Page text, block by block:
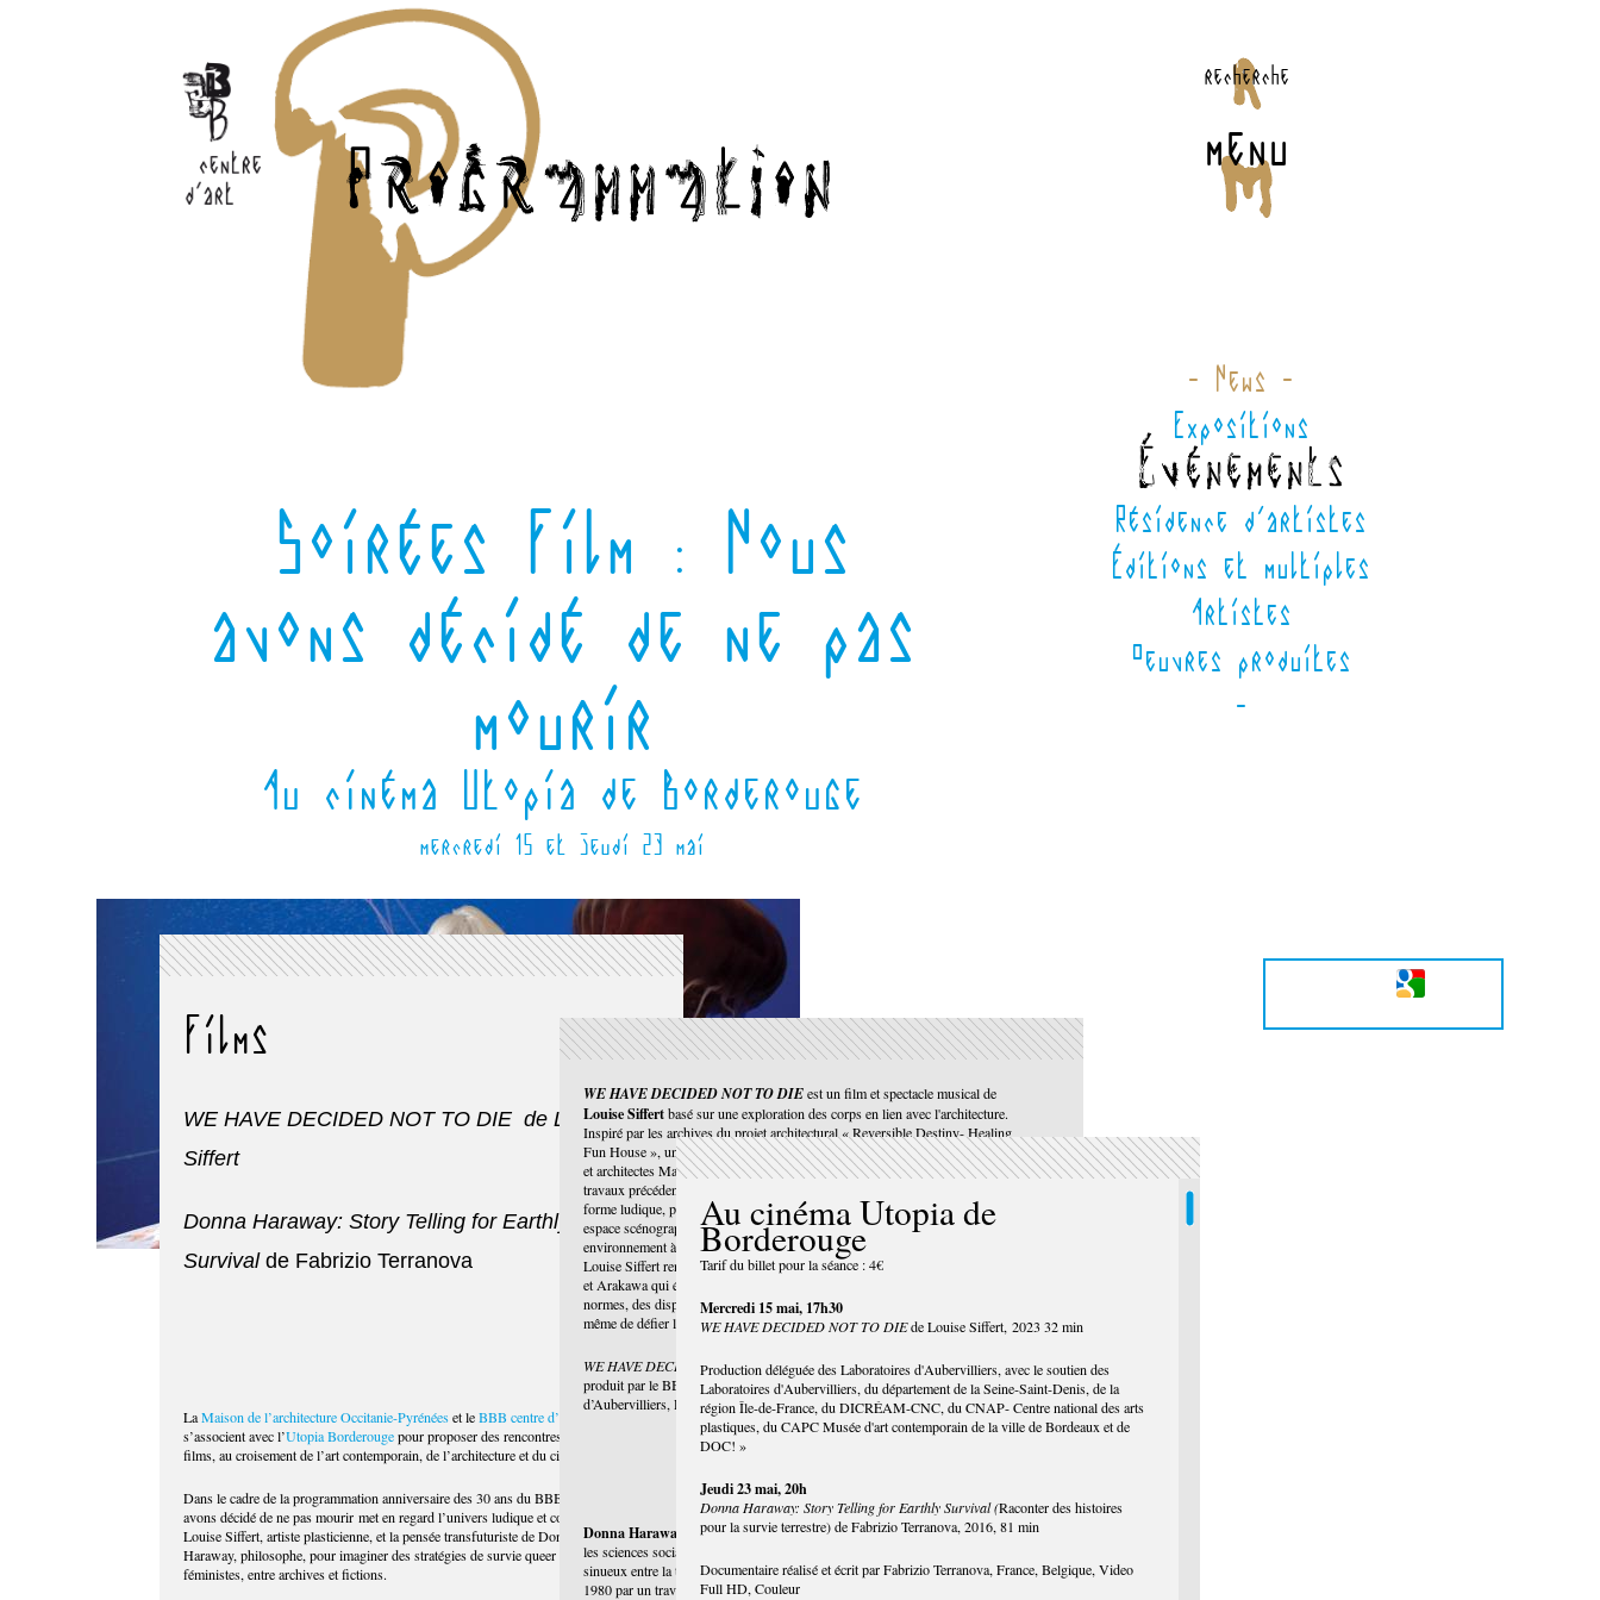
recherche
menu
- News -
Expositions
Événements
Résidence d'artistes
Éditions et multiples
Artistes
Oeuvres produites
-
Soirées film : Nous
avons décidé de ne pas
mourir
Au cinéma Utopia de Borderouge
mercredi 15 et jeudi 23 mai
films
WE HAVE DECIDED NOT TO DIE de Louise
Siffert
Donna Haraway: Story Telling for Earthly
Survivalde Fabrizio Terranova
LaMaison de l’architecture Occitanie-Pyrénéeset leBBB centre d’art
s’associent avec l’Utopia Borderougepour proposer des rencontres autour de
films, au croisement de l’art contemporain, de l’architecture et du cinéma.
Dans le cadre de la programmation anniversaire des 30 ans du BBB, Nous
avons décidé de ne pas mourir met en regard l’univers ludique et coloré de
Louise Siffert, artiste plasticienne, et la pensée transfuturiste de Donna
Haraway, philosophe, pour imaginer des stratégies de survie queer et
féministes, entre archives et fictions.
WE HAVE DECIDED NOT TO DIEest un film et spectacle musical de
Louise Siffertbasé sur une exploration des corps en lien avec l'architecture.
Inspiré par les archives du projet architectural « Reversible Destiny- Healing
Fun House », une « éco-communauté queer », imaginé par les artistes, poètes
et architectes Madeline Gins et Shusaku Arakawa. Dans la droite lignée de ses
travaux précédents Louise Siffert transforme ces archives en objet à travers une
forme ludique, poétique et plus accessible, la plasticienne reproduit ainsi un
espace scénographique et lumineux haut en textures et en couleurs. Dans cet
environnement à l'esthétique prononcée, propice à l'expression des singularités,
Louise Siffert renoue avec les intentions esthétiques et politiques du duo Gins
et Arakawa qui élaborait des structures capables d'émanciper les corps des
normes, des dispositifs de contrôle ou des processus d'idéalisation, et peut-être
même de défier la mort. »
WE HAVE DECIDED NOT TO DIE(2023) fait suite au filmGut feeling
produit par le BBB centre d'art en 2021, avec le soutien des Laboratoires
d’Aubervilliers, DOC! et Pushka productions
Donna Haraway
, éminente philosophe, primatologue et féministe, a bousculé
les sciences sociales et la philosophie contemporaine en tissant des liens
sinueux entre la théorie et la fiction. Elle s'est fait connaître à partir des années
1980 par un travail sur l'identité qui, rompant avec les tendances dominantes,
Louise Siffert, « WE HAVE DECIDED NOT TO DIE » Film, 2023, capture d'écran.
Au cinéma Utopia de
Borderouge
Tarif du billet pour la séance : 4€
Mercredi 15 mai, 17h30
WE HAVE DECIDED NOT TO DIEde Louise Siffert, 2023 32 min
Production déléguée des Laboratoires d'Aubervilliers, avec le soutien des
Laboratoires d'Aubervilliers, du département de la Seine-Saint-Denis, de la
région Île-de-France, du DICRÉAM-CNC, du CNAP- Centre national des arts
plastiques, du CAPC Musée d'art contemporain de la ville de Bordeaux et de
DOC! »
Jeudi 23 mai, 20h
Donna Haraway: Story Telling for Earthly Survival (Raconter des histoires
pour la survie terrestre) de Fabrizio Terranova, 2016, 81 min
Documentaire réalisé et écrit par Fabrizio Terranova, France, Belgique, Video
Full HD, Couleur